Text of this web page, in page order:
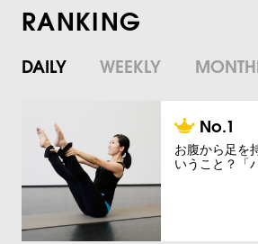
RANKING
DAILY WEEKLY
お腹から足を
いうこと？「